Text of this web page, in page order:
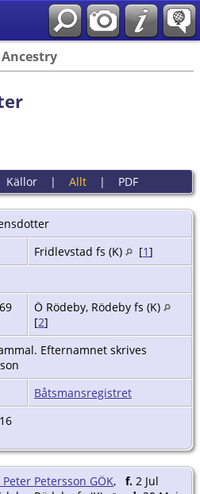
Källor| Allt| PDF
Fridlevstad fs (K) [1]
Ö Rödeby, Rödeby fs (K)
[2]
Efternamnet skrives
Båtsmansregistret
Petersson GÖK, f. 2 Jul